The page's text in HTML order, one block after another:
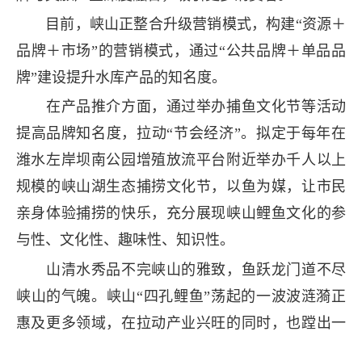
目前，峡山正整合升级营销模式，构建“资源＋
品牌＋市场”的营销模式，通过“公共品牌＋单品品
牌”建设提升水库产品的知名度。
在产品推介方面，通过举办捕鱼文化节等活动
提高品牌知名度，拉动“节会经济”。拟定于每年在
潍水左岸坝南公园增殖放流平台附近举办千人以上
规模的峡山湖生态捕捞文化节，以鱼为媒，让市民
亲身体验捕捞的快乐，充分展现峡山鲤鱼文化的参
与性、文化性、趣味性、知识性。
山清水秀品不完峡山的雅致，鱼跃龙门道不尽
峡山的气魄。峡山“四孔鲤鱼”荡起的一波波涟漪正
惠及更多领域，在拉动产业兴旺的同时，也蹚出一